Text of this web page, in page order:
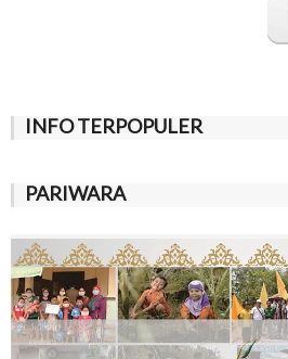
INFO TERPOPULER
PARIWARA